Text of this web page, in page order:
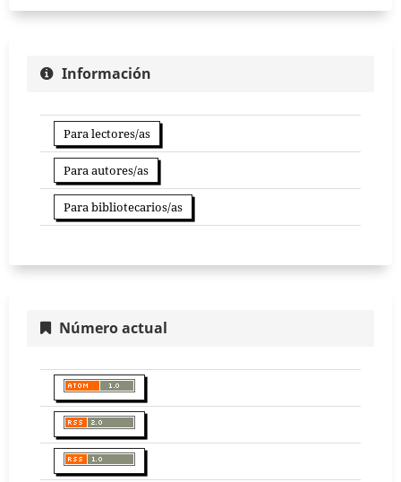
Información
Para lectores/as
Para autores/as
Para bibliotecarios/as
Número actual